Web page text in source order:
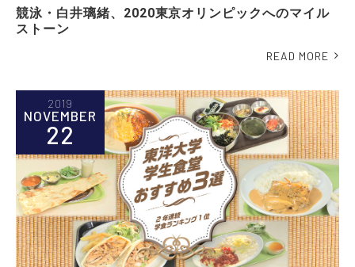
競泳・白井璃緒、2020東京オリンピックへのマイル
ストーン
READ MORE
2019
NOVEMBER
22